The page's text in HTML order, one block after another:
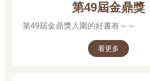
他只是對我搖搖頭。我們以前就談過這件事
但我不想承認。迪帕克是我們這一區最聰明
好心提醒我這個事實好幾次。
第49屆金鼎獎
第49屆金鼎獎入圍的好書有～～
看更多